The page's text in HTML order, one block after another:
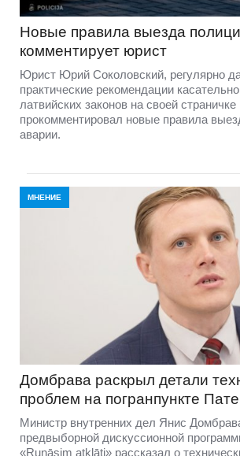
Новые правила выезда
комментирует юрист
Юрист Юрий Соколовский, регулярно
практические рекомендации
латвийских законов на своей
прокомментировал новые правила
аварии.
МНЕНИЕ
Домбравa раскрыл детали
проблем на погранпункте
Министр внутренних дел Янис
предвыборной дискуссионной
«Runāsim atklāti» рассказал о